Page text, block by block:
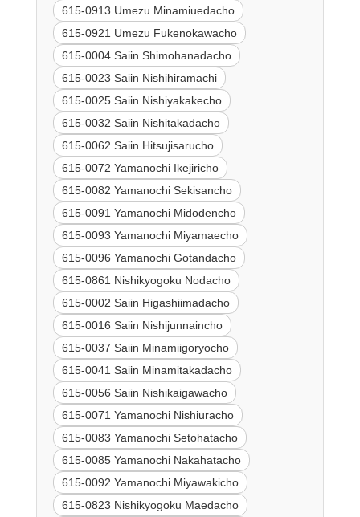
615-0913 Umezu Minamiuedacho
615-0921 Umezu Fukenokawacho
615-0004 Saiin Shimohanadacho
615-0023 Saiin Nishihiramachi
615-0025 Saiin Nishiyakakecho
615-0032 Saiin Nishitakadacho
615-0062 Saiin Hitsujisarucho
615-0072 Yamanochi Ikejiricho
615-0082 Yamanochi Sekisancho
615-0091 Yamanochi Midodencho
615-0093 Yamanochi Miyamaecho
615-0096 Yamanochi Gotandacho
615-0861 Nishikyogoku Nodacho
615-0002 Saiin Higashiimadacho
615-0016 Saiin Nishijunnaincho
615-0037 Saiin Minamiigoryocho
615-0041 Saiin Minamitakadacho
615-0056 Saiin Nishikaigawacho
615-0071 Yamanochi Nishiuracho
615-0083 Yamanochi Setohatacho
615-0085 Yamanochi Nakahatacho
615-0092 Yamanochi Miyawakicho
615-0823 Nishikyogoku Maedacho